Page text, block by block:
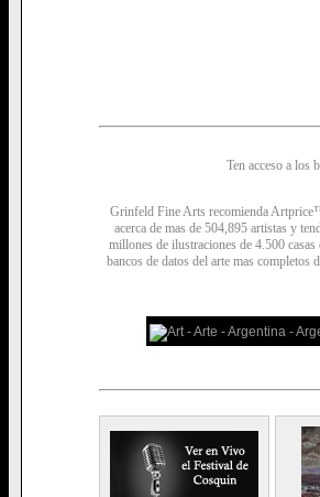
Ten acceso a los
Grinfeld Fine Arts recomienda
acerca de mas de 504,895 artistas y
millones de ilustraciones de 4.500
bancos de datos del arte mas completos